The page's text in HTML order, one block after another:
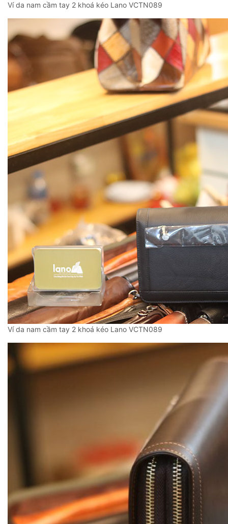
Ví da nam cầm tay 2 khoá kéo Lano VCTN089
Ví da nam cầm tay 2 khoá kéo Lano VCTN089